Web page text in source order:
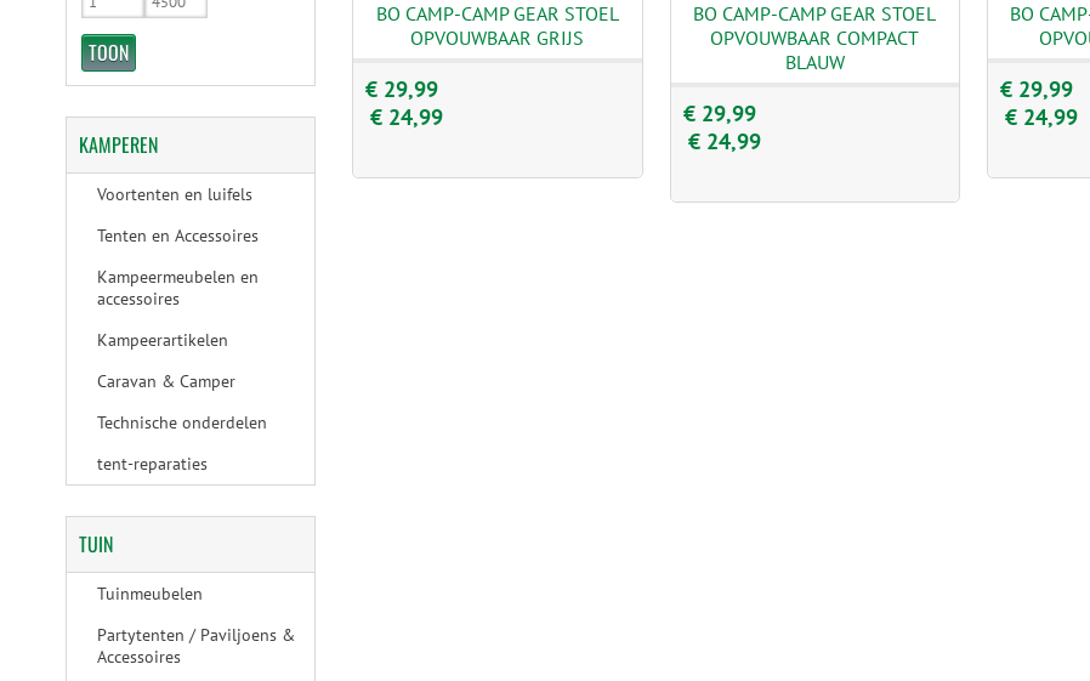
BO CAMP-CAMP GEAR STOEL
OPVOUWBAAR GRIJS
€ 29,99
€ 24,99
BO CAMP-CAMP GEAR STOEL
OPVOUWBAAR COMPACT
BLAUW
€ 29,99
€ 24,99
BO
€ 29,99
€ 24,99
KAMPEREN
Voortenten en luifels
Tenten en Accessoires
Kampeermeubelen en
accessoires
Kampeerartikelen
Caravan & Camper
Technische onderdelen
tent-reparaties
TUIN
Tuinmeubelen
Partytenten / Paviljoens &
Accessoires